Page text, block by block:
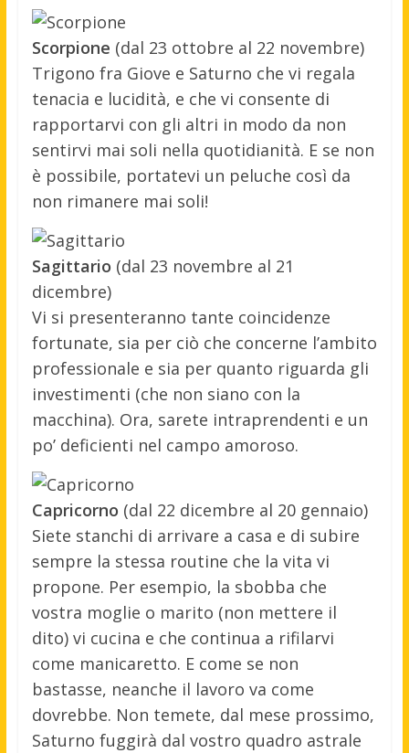
Scorpione (dal 23 ottobre al 22 novembre)
Trigono fra Giove e Saturno che vi regala
tenacia e lucidità, e che vi consente di
rapportarvi con gli altri in modo da non
sentirvi mai soli nella quotidianità. E se non
è possibile, portatevi un peluche così da
non rimanere mai soli!
Sagittario (dal 23 novembre al 21
dicembre)
Vi si presenteranno tante coincidenze
fortunate, sia per ciò che concerne l’ambito
professionale e sia per quanto riguarda gli
investimenti (che non siano con la
macchina). Ora, sarete intraprendenti e un
po’ deficienti nel campo amoroso.
Capricorno (dal 22 dicembre al 20 gennaio)
Siete stanchi di arrivare a casa e di subire
sempre la stessa routine che la vita vi
propone. Per esempio, la sbobba che
vostra moglie o marito (non mettere il
dito) vi cucina e che continua a rifilarvi
come manicaretto. E come se non
bastasse, neanche il lavoro va come
dovrebbe. Non temete, dal mese prossimo,
Saturno fuggirà dal vostro quadro astrale